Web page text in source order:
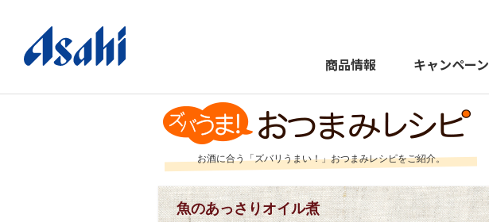
商品情報 キャンペーン
お酒に合う「ズバリうまい！」おつまみレシピをご紹介。
魚のあっさりオイル煮